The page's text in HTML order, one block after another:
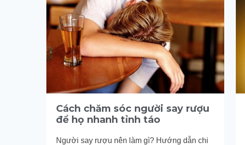
UỐNG
RƯỢU
BIA
ĐỂ
TRÁNH
NHANH
Cách chăm sóc người say rượu
để họ nhanh tỉnh táo
Người say rượu nên làm gì? Hướng dẫn chi